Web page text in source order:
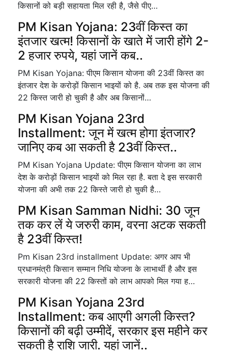
किसानों को बड़ी सहायता मिल रही है, जैसे पीए…
PM Kisan Yojana: 23वीं किस्त का
इंतजार खत्म! किसानों के खाते में जारी होंगे 2-
2 हजार रुपये, यहां जानें कब..
PM Kisan Yojana: पीएम किसान योजना की 23वीं किस्त का
इंतजार देश के करोड़ों किसान भाइयों को है. अब तक इस योजना की
22 किस्त जारी हो चुकी है और अब किसानों…
PM Kisan Yojana 23rd
Installment: जून में खत्म होगा इंतजार?
जानिए कब आ सकती है 23वीं किस्त..
PM Kisan Yojana Update: पीएम किसान योजना का लाभ
देश के करोड़ों किसान भाइयों को मिल रहा है. बता दे इस सरकारी
योजना की अभी तक 22 किस्ते जारी हो चुकी है…
PM Kisan Samman Nidhi: 30 जून
तक कर लें ये जरुरी काम, वरना अटक सकती
है 23वीं किस्त!
Pm Kisan 23rd installment Update: अगर आप भी
प्रधानमंत्री किसान सम्मान निधि योजना के लाभार्थी है और इस
सरकारी योजना की 22 किस्तों को लाभ आपको मिल गया ह…
PM Kisan Yojana 23rd
Installment: कब आएगी अगली किस्त?
किसानों की बढ़ी उम्मीदें, सरकार इस महीने कर
सकती है राशि जारी. यहां जानें..